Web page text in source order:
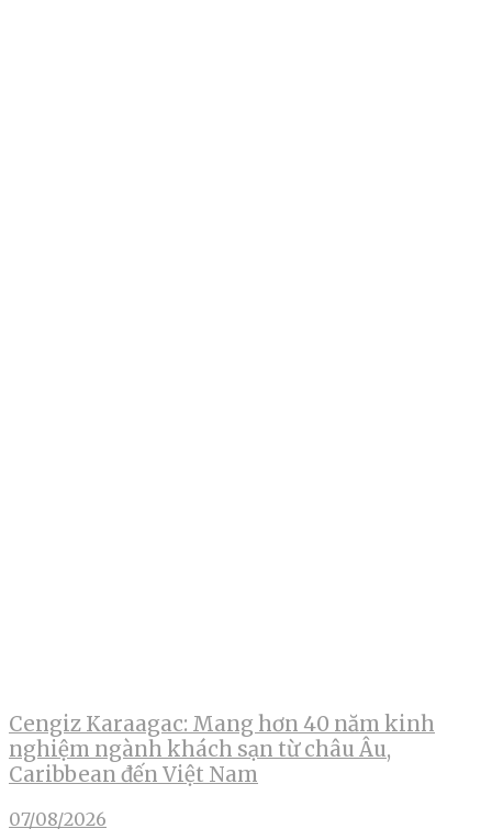
Cengiz Karaagac: Mang hơn 40 năm kinh
nghiệm ngành khách sạn từ châu Âu,
Caribbean đến Việt Nam
07/08/2026